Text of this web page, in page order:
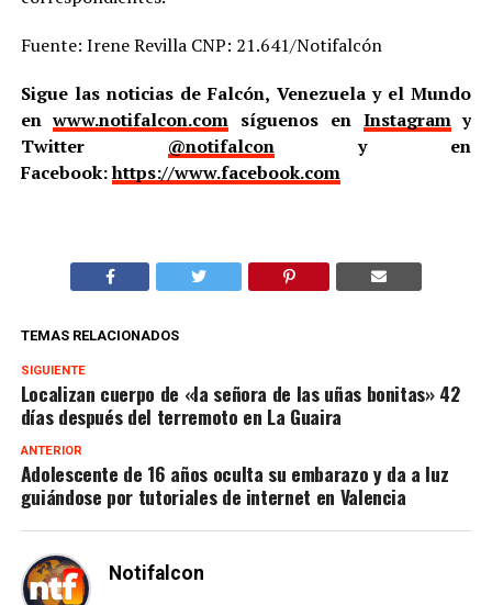
Fuente: Irene Revilla CNP: 21.641/Notifalcón
Sigue las noticias de Falcón, Venezuela y el Mundo
enwww.notifalcon.com síguenos en Instagramy
Twitter @notifalcony en
Facebook:https://www.facebook.com
TEMAS RELACIONADOS
SIGUIENTE
Localizan cuerpo de «la señora de las uñas bonitas» 42
días después del terremoto en La Guaira
ANTERIOR
Adolescente de 16 años oculta su embarazo y da a luz
guiándose por tutoriales de internet en Valencia
Notifalcon